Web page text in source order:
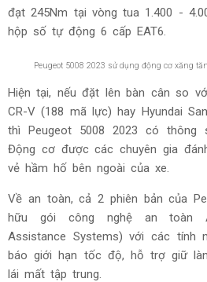
nhà sản xuất giữ lại trên Peugeot
tiêu chuẩn trên tất cả phiên bản.
6. VẬN HÀNH, CẢM
TRÊN PEUGEOT 5008
Đánh giá Peugeot 5008 2023 về
sử dụng động cơ xăng tăng áp
đạt 245Nm tại vòng tua 1.400 -
hộp số tự động 6 cấp EAT6.